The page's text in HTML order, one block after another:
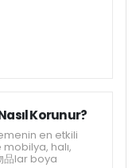
Korunur?
en etkili
halı,
lar boya